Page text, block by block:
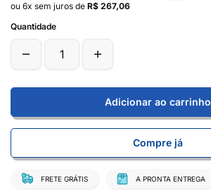
ou 6x sem juros de R$ 267,06
Quantidade
Adicionar ao carrinho
Compre já
FRETE GRÁTIS A PRONTA ENTREGA